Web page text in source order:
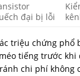
đại bị lỗi
triệu chứng phổ
tiếng trước khi
chi phí không